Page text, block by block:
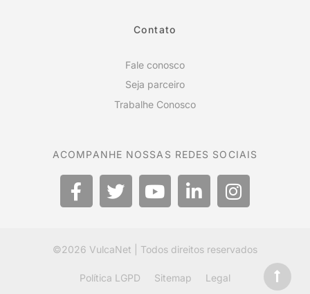
Contato
Fale conosco
Seja parceiro
Trabalhe Conosco
ACOMPANHE NOSSAS REDES SOCIAIS
©2026 VulcaNet | Todos direitos reservados
Política LGPD Sitemap Legal